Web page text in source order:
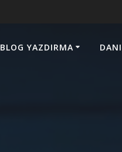
BLOG YAZDIRMA